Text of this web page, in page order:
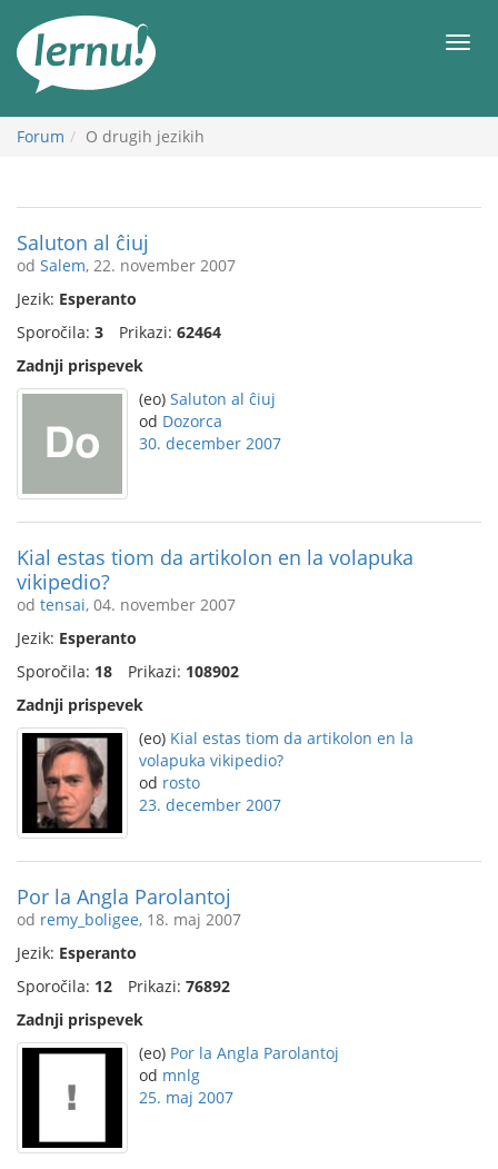
vsebini
Meni
Forum O drugih jezikih
Saluton al ĉiuj
od Salem, 22. november 2007
Jezik: Esperanto
Sporočila: 3 Prikazi: 62464
Zadnji prispevek
(eo) Saluton al ĉiuj
od Dozorca
30. december 2007
Kial estas tiom da artikolon en la volapuka
vikipedio?
od tensai, 04. november 2007
Jezik: Esperanto
Sporočila: 18 Prikazi: 108902
Zadnji prispevek
(eo) Kial estas tiom da artikolon en la
volapuka vikipedio?
od rosto
23. december 2007
Por la Angla Parolantoj
od remy_boligee, 18. maj 2007
Jezik: Esperanto
Sporočila: 12 Prikazi: 76892
Zadnji prispevek
(eo) Por la Angla Parolantoj
od mnlg
25. maj 2007